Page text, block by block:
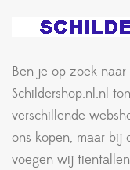
Ben je op zoek
Schildershop.nl.nl
verschillende
ons kopen, maar bij
voegen wij